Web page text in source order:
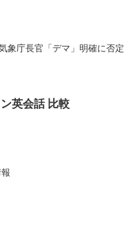
象庁長官「デマ」明確に否定
英会話 比較